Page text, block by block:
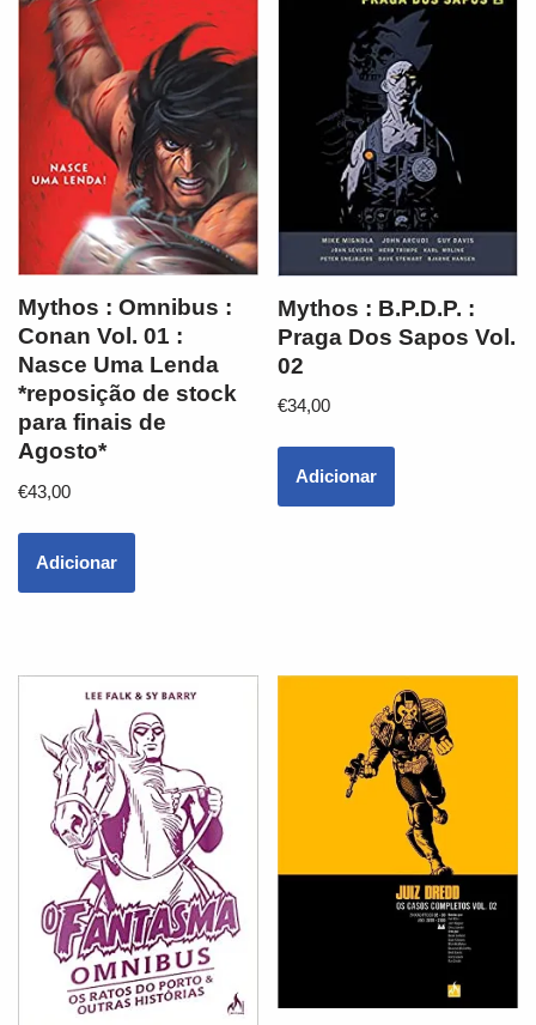
Mythos : Omnibus :
Conan Vol. 01 :
Nasce Uma Lenda
*reposição de stock
para finais de
Agosto*
€43,00
Adicionar
Mythos : B.P.D.P. :
Praga Dos Sapos Vol.
02
€34,00
Adicionar